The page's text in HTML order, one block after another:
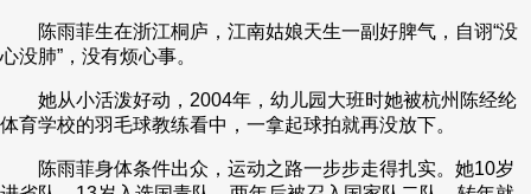
陈雨菲生在浙江桐庐，江南姑娘天生一副好脾气，自诩“没
心没肺”，没有烦心事。
她从小活泼好动，2004年，幼儿园大班时她被杭州陈经纶
体育学校的羽毛球教练看中，一拿起球拍就再没放下。
陈雨菲身体条件出众，运动之路一步步走得扎实。她10岁